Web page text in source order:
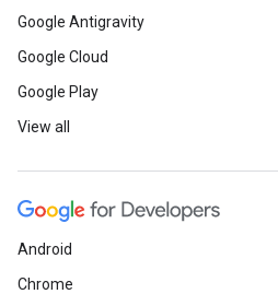
Google Antigravity
Google Cloud
Google Play
View all
Android
Chrome